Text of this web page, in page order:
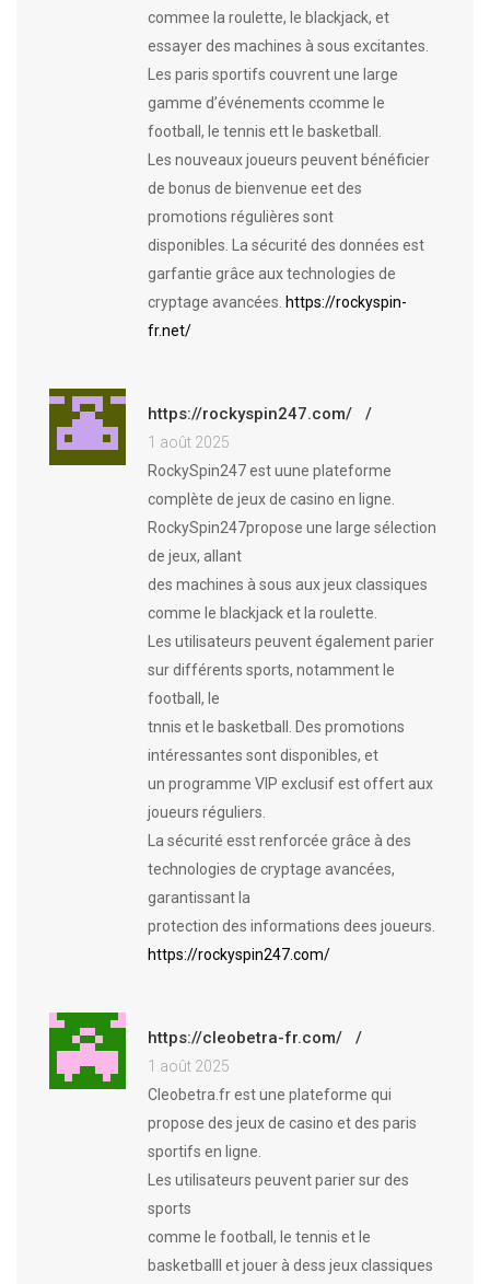
commee la roulette, le blackjack, et
essayer des machines à sous excitantes.
Les paris sportifs couvrent une large
gamme d’événements ccomme le
football, le tennis ett le basketball.
Les nouveaux joueurs peuvent bénéficier
de bonus de bienvenue eet des
promotions régulières sont
disponibles. La sécurité des données est
garfantie grâce aux technologies de
cryptage avancées. https://rockyspin-
fr.net/
https://rockyspin247.com/
1 août 2025
RockySpin247 est uune plateforme
complète de jeux de casino en ligne.
RockySpin247propose une large sélection
de jeux, allant
des machines à sous aux jeux classiques
comme le blackjack et la roulette.
Les utilisateurs peuvent également parier
sur différents sports, notamment le
football, le
tnnis et le basketball. Des promotions
intéressantes sont disponibles, et
un programme VIP exclusif est offert aux
joueurs réguliers.
La sécurité esst renforcée grâce à des
technologies de cryptage avancées,
garantissant la
protection des informations dees joueurs.
https://rockyspin247.com/
https://cleobetra-fr.com/
1 août 2025
Cleobetra.fr est une plateforme qui
propose des jeux de casino et des paris
sportifs en ligne.
Les utilisateurs peuvent parier sur des
sports
comme le football, le tennis et le
basketballl et jouer à dess jeux classiques